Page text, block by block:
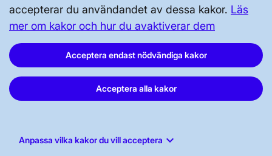
accepterar du användandet av dessa kakor. Läs
mer om kakor och hur du avaktiverar dem
Acceptera endast nödvändiga kakor
Acceptera alla kakor
Anpassa vilka kakor du vill acceptera keyboard_arrow_down
GENVÄGAR
Kontakta oss
Press och nyheter
Prenumerera
Tillgänglighetsredogörelse